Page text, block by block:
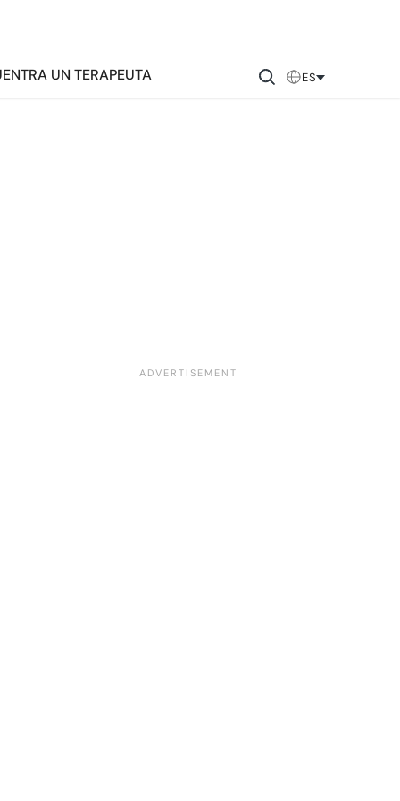
UN TERAPEUTA ES